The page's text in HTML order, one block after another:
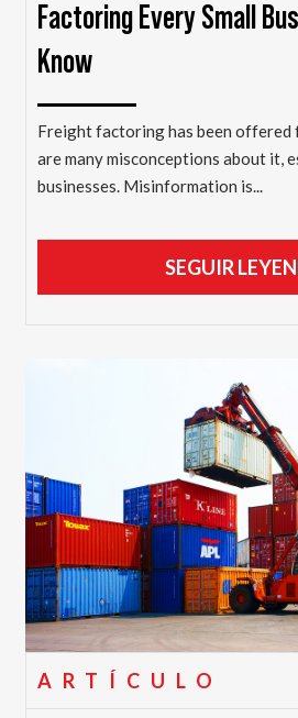
Factoring Every Small
Know
Freight factoring has been offered
are many misconceptions about it,
businesses. Misinformation is...
SEGUIR
ARTÍCULO